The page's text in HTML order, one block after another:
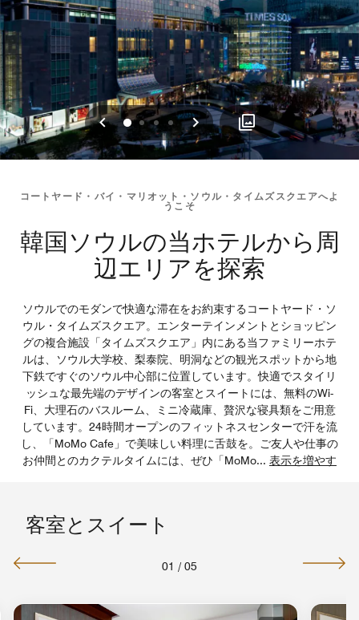
戻る
0123 次へ
コートヤード・バイ・マリオット・ソウル・タイムズスクエアへよ
うこそ
韓国ソウルの当ホテルから周
辺エリアを探索
ソウルでのモダンで快適な滞在をお約束するコートヤード・ソ
ウル・タイムズスクエア。エンターテインメントとショッピン
グの複合施設「タイムズスクエア」内にある当ファミリーホテ
ルは、ソウル大学校、梨泰院、明洞などの観光スポットから地
下鉄ですぐのソウル中心部に位置しています。快適でスタイリ
ッシュな最先端のデザインの客室とスイートには、無料のWi-
Fi、大理石のバスルーム、ミニ冷蔵庫、贅沢な寝具類をご用意
しています。24時間オープンのフィットネスセンターで汗を流
し、「MoMo Cafe」で美味しい料理に舌鼓を。ご友人や仕事の
お仲間とのカクテルタイムには、ぜひ「MoMo... 表示を増やす
客室とスイート
01 / 05